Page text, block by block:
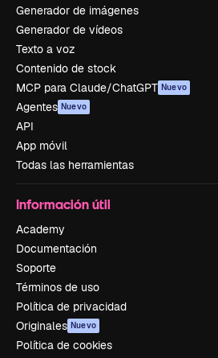
Generador de imágenes
Generador de vídeos
Texto a voz
Contenido de stock
MCP para Claude/ChatGPT Nuevo
Agentes Nuevo
API
App móvil
Todas las herramientas
Información útil
Academy
Documentación
Soporte
Términos de uso
Política de privacidad
Originales Nuevo
Política de cookies